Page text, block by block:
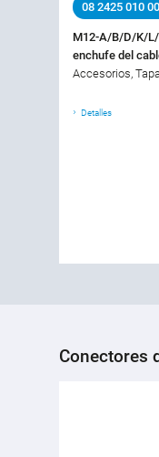
08 2425 010
M12-A/B/D/K/
enchufe del
Accesorios,
Detalles
Conectores